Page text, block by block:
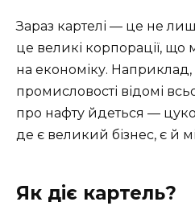
Зараз картелі — це не
це великі корпорації,
на економіку. Наприклад,
промисловості відомі
про нафту йдеться —
де є великий бізнес, є й
Як діє картель?